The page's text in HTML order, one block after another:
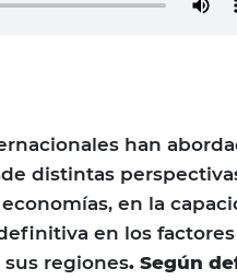
han
distintas
en la
en los
regiones. Según